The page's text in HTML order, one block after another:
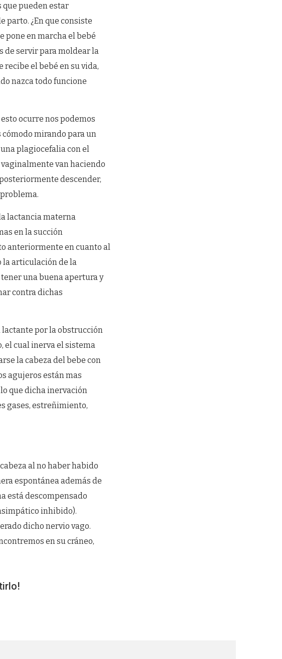
que pueden estar
parto. ¿En que consiste
pone en marcha el bebé
de servir para moldear la
recibe el bebé en su vida,
nazca todo funcione
ocurre nos podemos
mirando para un
plagiocefalia con el
van haciendo
descender,
lactancia materna
en la succión
anteriormente en cuanto al
la articulación de la
una buena apertura y
contra dichas
lactante por la obstrucción
el cual inerva el sistema
la cabeza del bebe con
agujeros están mas
que dicha inervación
gases, estreñimiento,
al no haber habido
espontánea además de
está descompensado
inhibido).
dicho nervio vago.
en su cráneo,